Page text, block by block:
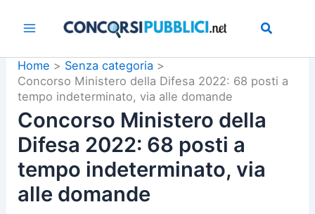
Home
Senza categoria
Concorso Ministero della Difesa 2022: 68 posti a
tempo indeterminato, via alle domande
Concorso Ministero della
Difesa 2022: 68 posti a
tempo indeterminato, via
alle domande